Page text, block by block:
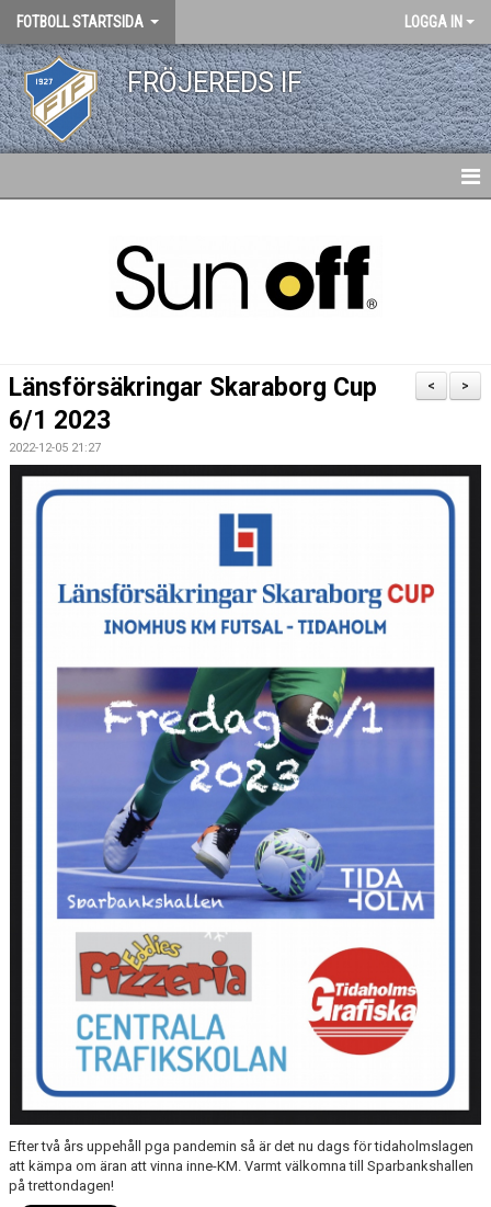
FOTBOLL STARTSIDA LOGGA IN
FRÖJEREDS IF
MATCHER FOTBOLL
FOTBOLLSEKTIONEN
ADRESS
LÄNKAR
BILDGALLERI
>
<
Länsförsäkringar Skaraborg Cup
6/1 2023
2022-12-05 21:27
Efter två års uppehåll pga pandemin så är det nu dags för tidaholmslagen
att kämpa om äran att vinna inne-KM. Varmt välkomna till Sparbankshallen
på trettondagen!